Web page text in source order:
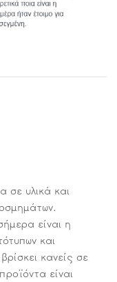
σε υλικά και
είναι η
και
κανείς σε
είναι